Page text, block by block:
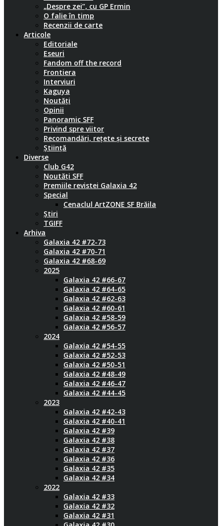
„Despre zei”, cu GP Ermin
O falie în timp
Recenzii de carte
Articole
Editoriale
Eseuri
Fandom off the record
Frontiera
Interviuri
Kaguya
Noutăți
Opinii
Panoramic SFF
Privind spre viitor
Recomandări, rețete și secrete
Știință
Diverse
Club G42
Noutăți SFF
Premiile revistei Galaxia 42
Special
Cenaclul ArtZONE SF Brăila
Știri
TGIFF
Arhiva
Galaxia 42 #72-73
Galaxia 42 #70-71
Galaxia 42 #68-69
2025
Galaxia 42 #66-67
Galaxia 42 #64-65
Galaxia 42 #62-63
Galaxia 42 #60-61
Galaxia 42 #58-59
Galaxia 42 #56-57
2024
Galaxia 42 #54-55
Galaxia 42 #52-53
Galaxia 42 #50-51
Galaxia 42 #48-49
Galaxia 42 #46-47
Galaxia 42 #44-45
2023
Galaxia 42 #42-43
Galaxia 42 #40-41
Galaxia 42 #39
Galaxia 42 #38
Galaxia 42 #37
Galaxia 42 #36
Galaxia 42 #35
Galaxia 42 #34
2022
Galaxia 42 #33
Galaxia 42 #32
Galaxia 42 #31